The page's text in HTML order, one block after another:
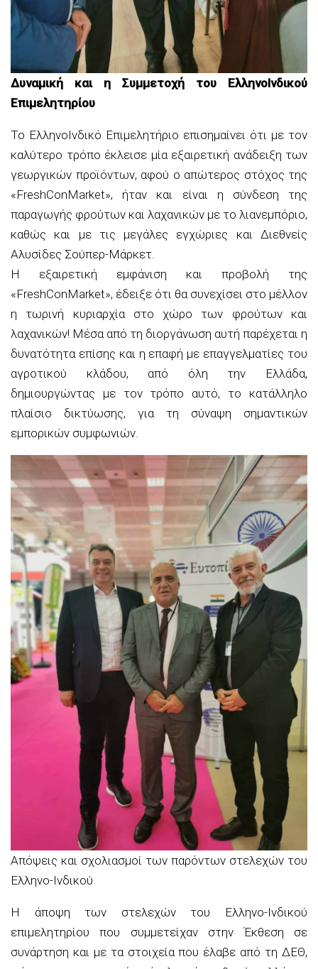
Δυναμική και η Συμμετοχή του ΕλληνοΙνδικού
Επιμελητηρίου
Το ΕλληνoΙνδικό Επιμελητήριο επισημαίνει ότι με τον
καλύτερο τρόπο έκλεισε μία εξαιρετική ανάδειξη των
γεωργικών προϊόντων, αφού ο απώτερος στόχος της
«FreshConMarket», ήταν και είναι η σύνδεση της
παραγωγής φρούτων και λαχανικών με το λιανεμπόριο,
καθώς και με τις μεγάλες εγχώριες και Διεθνείς
Αλυσίδες Σούπερ-Μάρκετ.
Η εξαιρετική εμφάνιση και προβολή της
«FreshConMarket», έδειξε ότι θα συνεχίσει στο μέλλον
η τωρινή κυριαρχία στο χώρο των φρούτων και
λαχανικών! Μέσα από τη διοργάνωση αυτή παρέχεται η
δυνατότητα επίσης και η επαφή με επαγγελματίες του
αγροτικού κλάδου, από όλη την Ελλάδα,
δημιουργώντας με τον τρόπο αυτό, το κατάλληλο
πλαίσιο δικτύωσης, για τη σύναψη σημαντικών
εμπορικών συμφωνιών.
Απόψεις και σχολιασμοί των παρόντων στελεχών του
Ελληνο-Ινδικού
Η άποψη των στελεχών του Ελληνο-Ινδικού
επιμελητηρίου που συμμετείχαν στην Έκθεση σε
συνάρτηση και με τα στοιχεία που έλαβε από τη ΔΕΘ,